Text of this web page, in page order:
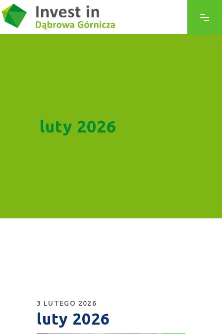
luty 2026
3 LUTEGO 2026
luty 2026